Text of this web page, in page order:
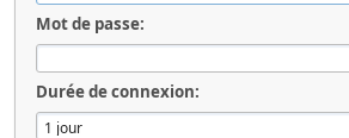
Mot de passe:
Durée de connexion: